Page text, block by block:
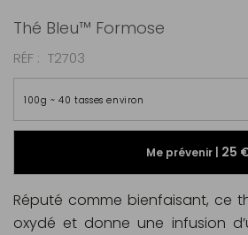
Thé Bleu™ Formose
RÉF T2703
100g ~ 40 tasses environ
Me prévenir | 25
Réputé comme bienfaisant, ce
oxydé et donne une infusion